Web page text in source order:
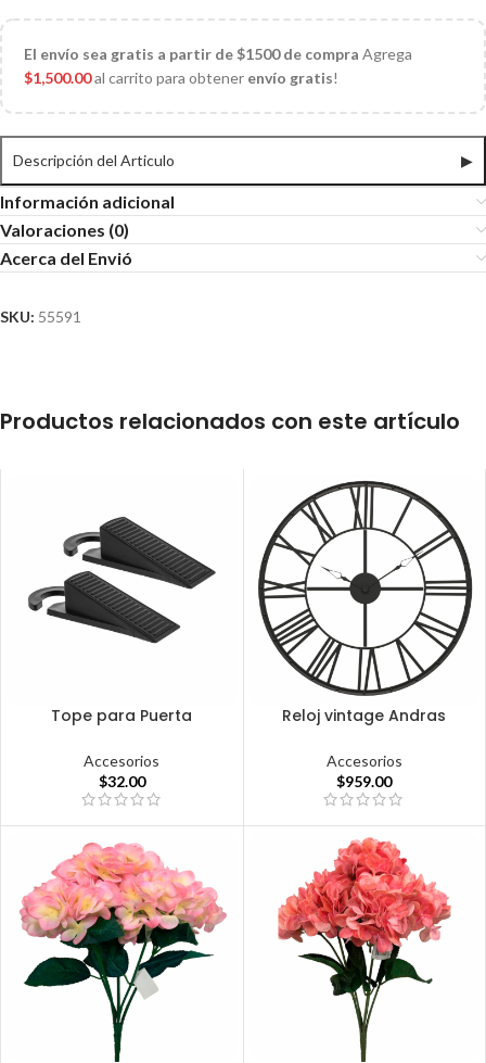
El envío sea gratis a partir de $1500 de compra Agrega
$1,500.00al carrito para obtener envío gratis!
Descripción del Articulo ▶
Información adicional
Valoraciones (0)
Acerca del Envió
SKU: 55591
Productos relacionados con este artículo
Tope para Puerta
Accesorios
$32.00
Reloj vintage Andras
Accesorios
$959.00